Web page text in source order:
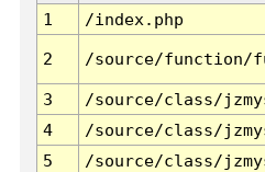
1
/index.php
2 /source/function/
3 /source/class/
4
/source/class/
5
/source/class/